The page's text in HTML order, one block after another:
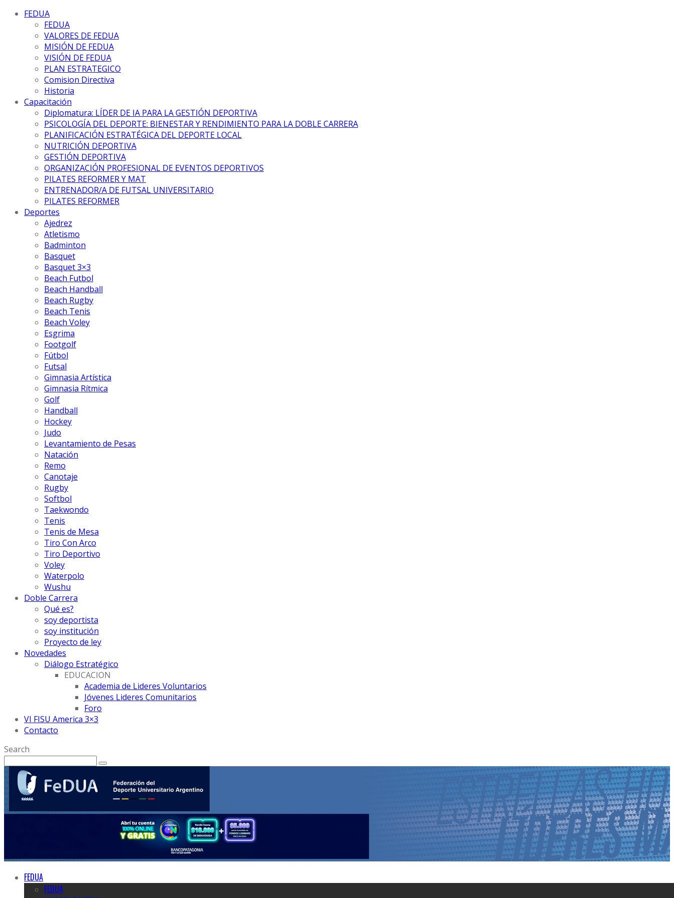
FEDUA
FEDUA
VALORES DE FEDUA
MISIÓN DE FEDUA
VISIÓN DE FEDUA
PLAN ESTRATEGICO
Comision Directiva
Historia
Capacitación
Diplomatura: LÍDER DE IA PARA LA GESTIÓN DEPORTIVA
PSICOLOGÍA DEL DEPORTE: BIENESTAR Y RENDIMIENTO PARA LA DOBLE CARRERA
PLANIFICACIÓN ESTRATÉGICA DEL DEPORTE LOCAL
NUTRICIÓN DEPORTIVA
GESTIÓN DEPORTIVA
ORGANIZACIÓN PROFESIONAL DE EVENTOS DEPORTIVOS
PILATES REFORMER Y MAT
ENTRENADOR/A DE FUTSAL UNIVERSITARIO
PILATES REFORMER
Deportes
Ajedrez
Atletismo
Badminton
Basquet
Basquet 3×3
Beach Futbol
Beach Handball
Beach Rugby
Beach Tenis
Beach Voley
Esgrima
Footgolf
Fútbol
Futsal
Gimnasia Artística
Gimnasia Rítmica
Golf
Handball
Hockey
Judo
Levantamiento de Pesas
Natación
Remo
Canotaje
Rugby
Softbol
Taekwondo
Tenis
Tenis de Mesa
Tiro Con Arco
Tiro Deportivo
Voley
Waterpolo
Wushu
Doble Carrera
Qué es?
soy deportista
soy institución
Proyecto de ley
Novedades
Diálogo Estratégico
EDUCACION
Academia de Lideres Voluntarios
Jóvenes Lideres Comunitarios
Foro
VI FISU America 3×3
Contacto
Search
FEDUA
FEDUA